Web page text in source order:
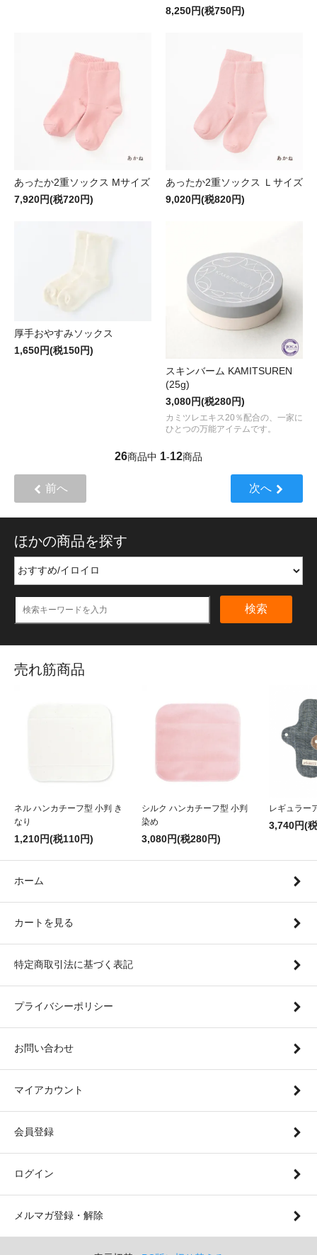
8,250円(税750円)
あったか2重ソックス Mサイズ
7,920円(税720円)
あったか2重ソックス Ｌサイズ
9,020円(税820円)
厚手おやすみソックス
1,650円(税150円)
スキンバーム KAMITSUREN
(25g)
3,080円(税280円)
カミツレエキス20％配合の、一家に
ひとつの万能アイテムです。
26商品中 1-12商品
前へ 次へ
ほかの商品を探す
検索
売れ筋商品
ネル ハンカチーフ型 小判 き
なり
1,210円(税110円)
シルク ハンカチーフ型 小判
染め
3,080円(税280円)
レギュラー
3,740円(
ホーム
カートを見る
特定商取引法に基づく表記
プライバシーポリシー
お問い合わせ
マイアカウント
会員登録
ログイン
メルマガ登録・解除